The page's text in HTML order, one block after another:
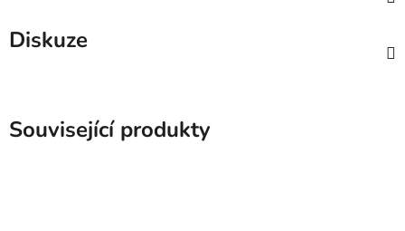
Diskuze
Související produkty